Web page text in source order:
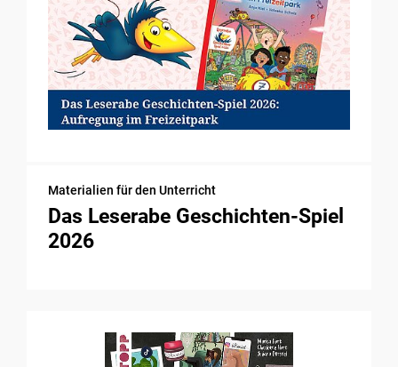
Materialien für den Unterricht
Das Leserabe Geschichten-Spiel
2026